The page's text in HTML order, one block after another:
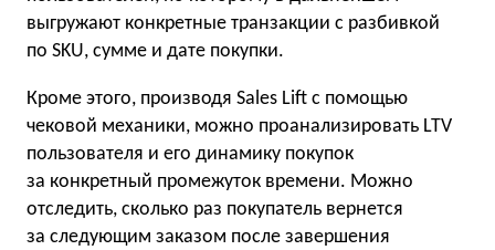
выгружают конкретные транзакции с разбивкой
по SKU, сумме и дате покупки.
Кроме этого, производя Sales Lift с помощью
чековой механики, можно проанализировать LTV
пользователя и его динамику покупок
за конкретный промежуток времени. Можно
отследить, сколько раз покупатель вернется
за следующим заказом после завершения